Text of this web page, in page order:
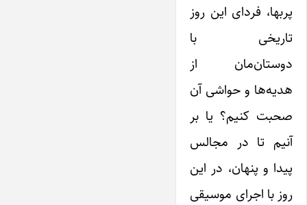
پر‌بها، فردای این روز
تاریخی با
دوستان‌مان از
هدیه‌ها و حواشی آن
صحبت کنیم؟ یا بر
آنیم تا در مجالس
پیدا و پنهان، در این
روز با اجرای موسیقی